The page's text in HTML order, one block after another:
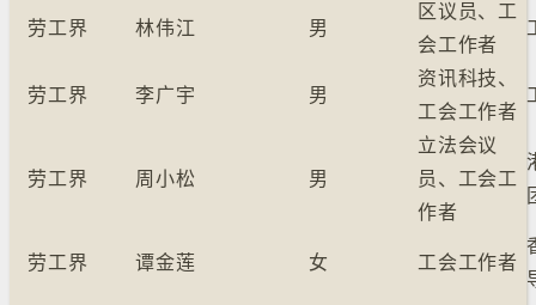
劳工界 林伟江 男
区议员、工
会工作者
劳工界 李广宇 男
资讯科技、
工会工作者
劳工界 周小松 男
立法会议
员、工会工
作者
劳工界 谭金莲 女 工会工作者